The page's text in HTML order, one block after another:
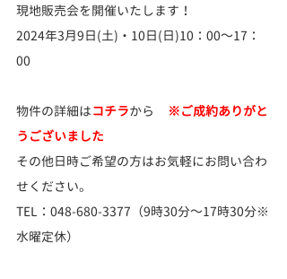
現地販売会を開催いたします！
2024年3月9日(土)・10日(日)10：00～17：
00
物件の詳細はコチラから
※ご成約ありがと
うございました
その他日時ご希望の方はお気軽にお問い合わ
せください。
TEL：048-680-3377（9時30分～17時30分※
水曜定休）